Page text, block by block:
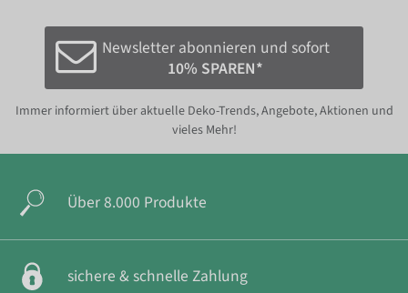
Newsletter abonnieren und sofort
10% SPAREN*
Immer informiert über aktuelle Deko-Trends, Angebote, Aktionen und
vieles Mehr!
Über 8.000 Produkte
sichere & schnelle Zahlung